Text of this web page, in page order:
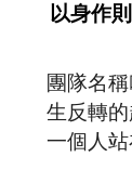
以身作
團隊名
生反轉
一個人